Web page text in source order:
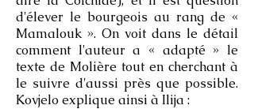
d'élever le bourgeois au rang de «
Mamalouk ». On voit dans le détail
comment l'auteur a « adapté » le
texte de Molière tout en cherchant à
le suivre d'aussi près que possible.
Kovjelo explique ainsi à Ilija :